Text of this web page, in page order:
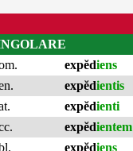
expĕdiens
expĕdientis
expĕdienti
expĕdientem
expĕdiens